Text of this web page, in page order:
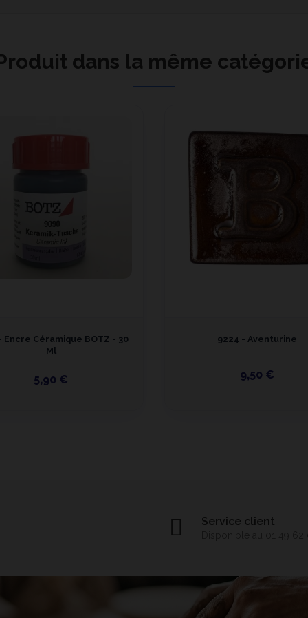
dans la même
Encre Céramique BOTZ - 30
Ml
5,90 €
9224 - Aventurine
9,50 €
Service client